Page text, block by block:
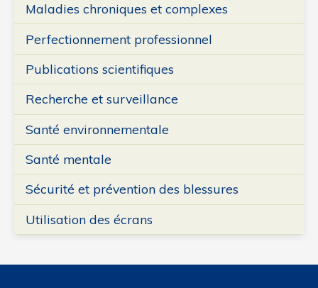
Maladies chroniques et complexes
Perfectionnement professionnel
Publications scientifiques
Recherche et surveillance
Santé environnementale
Santé mentale
Sécurité et prévention des blessures
Utilisation des écrans